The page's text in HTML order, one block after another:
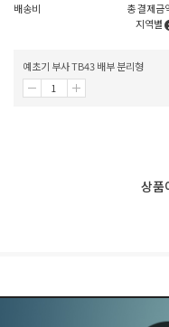
배송비
총 결제
지역별
예초기 부사 TB43 배부 분리형
상품